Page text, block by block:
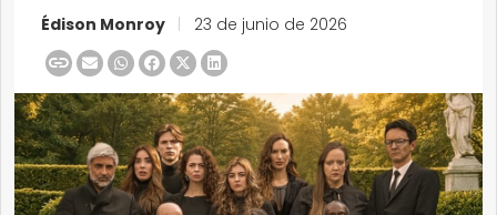
Édison Monroy 23 de junio de 2026